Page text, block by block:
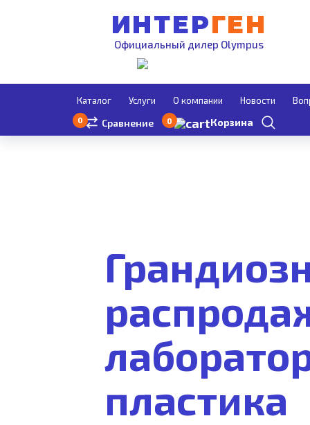
ИНТЕРГЕН
Официальный дилер Olympus
Каталог Услуги О компании Новости
0 Сравнение 0 Корзина
пластика